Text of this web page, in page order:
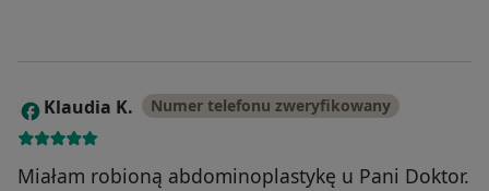
K Klaudia K. Numer telefonu zweryfikowany
Miałam robioną abdominoplastykę u Pani Doktor.